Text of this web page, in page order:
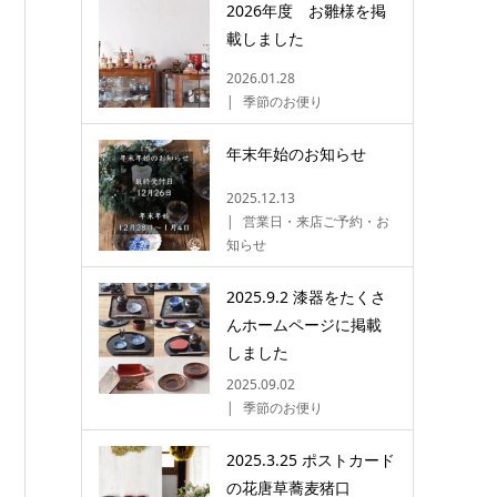
2026年度 お雛様を掲
載しました
2026.01.28
季節のお便り
年末年始のお知らせ
2025.12.13
営業日・来店ご予約・お
知らせ
2025.9.2 漆器をたくさ
んホームページに掲載
しました
2025.09.02
季節のお便り
2025.3.25 ポストカード
の花唐草蕎麦猪口